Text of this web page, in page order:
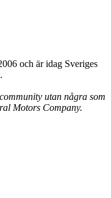
och är idag Sveriges
utan några som
Motors Company.